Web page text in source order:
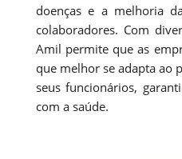
doenças e a melhoria
colaboradores. Com
Amil permite que as
que melhor se adapta ao
seus funcionários,
com a saúde.